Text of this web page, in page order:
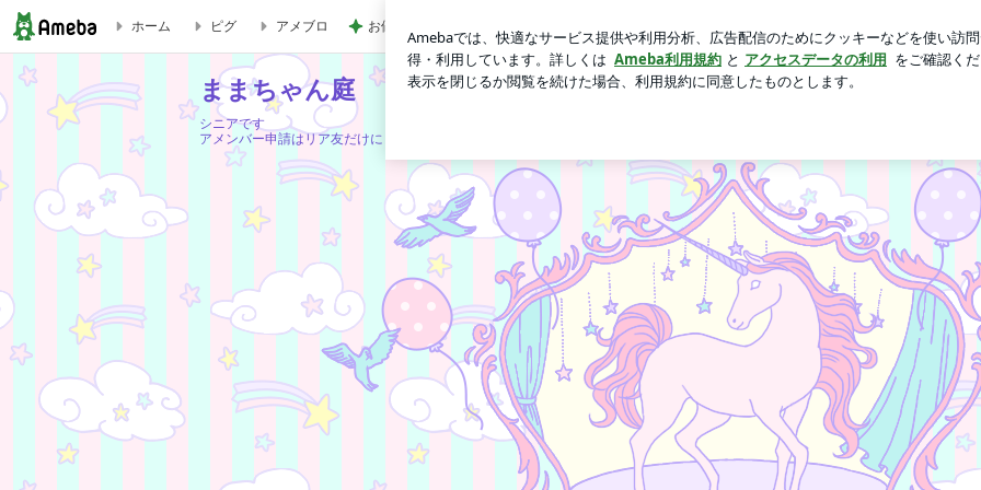
ハッシュドビーフにカザフスタン | ままちゃん庭
ホーム ピグ アメブロ お値段以上で感動した韓国コスメ ロ
ままちゃん庭
シニアです
アメンバー申請はリア友だけにしています。